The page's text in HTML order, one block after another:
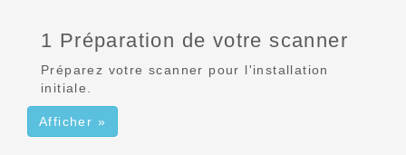
1 Préparation de votre scanner
Préparez votre scanner pour l'installation
initiale.
Afficher »